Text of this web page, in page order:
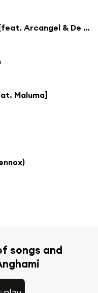
Algaretismo (Remix) [feat. Arcangel & De la ghetto]
Maluma]
songs and